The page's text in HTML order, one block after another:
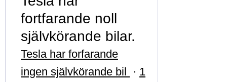
fortfarande noll
självkörande bilar.
Tesla har forfarande
ingen självkörande bil · 1